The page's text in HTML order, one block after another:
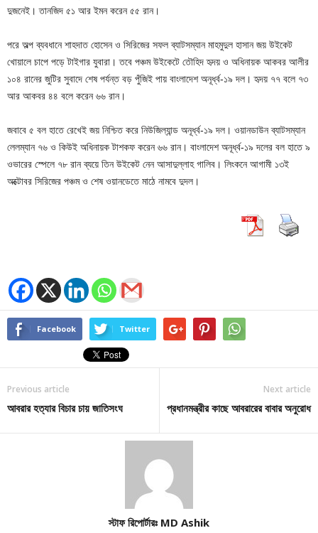
দুজনেই। তানজিদ ৫১ আর ইমন করেন ৫৫ রান।
পরে অল্প ব্যবধানে শাহদাত হোসেন ও সিরিজের সফল ব্যাটসম্যান মাহমুদুল হাসান জয় উইকেট
খোয়ালে চাপে পড়ে টাইগার যুবারা। তবে পঞ্চম উইকেটে তৌহিদ হৃদয় ও অধিনায়ক আকবর আলীর
১০৪ রানের জুটির সুবাদে শেষ পর্যন্ত বড় পুঁজিই পায় বাংলাদেশ অনূর্ধ্ব-১৯ দল। হৃদয় ৭৭ বলে ৭৩
আর আকবর ৪৪ বলে করেন ৬৬ রান।
জবাবে ৫ বল হাতে রেখেই জয় নিশ্চিত করে নিউজিল্যান্ড অনূর্ধ্ব-১৯ দল। ওয়ানডাউন ব্যাটসম্যান
লেলম্যান ৭৬ ও কিউই অধিনায়ক টাশকফ করেন ৬৬ রান। বাংলাদেশ অনূর্ধ্ব-১৯ দলের বল হাতে ৯
ওভারের স্পেলে ৭৮ রান ব্যয়ে তিন উইকেট নেন আসাদুল্লাহ গালিব। লিংকনে আগামী ১৩ই
অক্টোবর সিরিজের পঞ্চম ও শেষ ওয়ানডেতে মাঠে নামবে দুদল।
Facebook Twitter
Previous article
আবরার হত্যার বিচার চায় জাতিসংঘ
Next article
প্রধানমন্ত্রীর কাছে আবরারের বাবার অনুরোধ
স্টাফ রিপোর্টারঃ MD Ashik